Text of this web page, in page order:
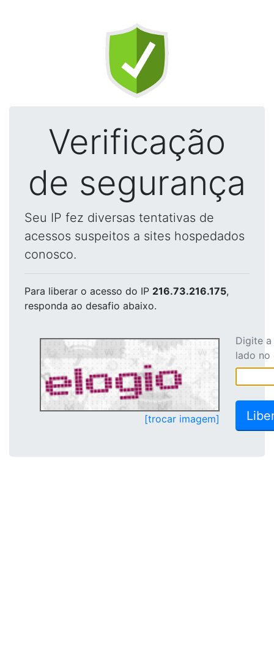
Verificação
de segurança
Seu IP fez diversas tentativas de
acessos suspeitos a sites hospedados
conosco.
Para liberar o acesso do IP 216.73.216.175,
responda ao desafio abaixo.
[trocar imagem]
Digite
lado no